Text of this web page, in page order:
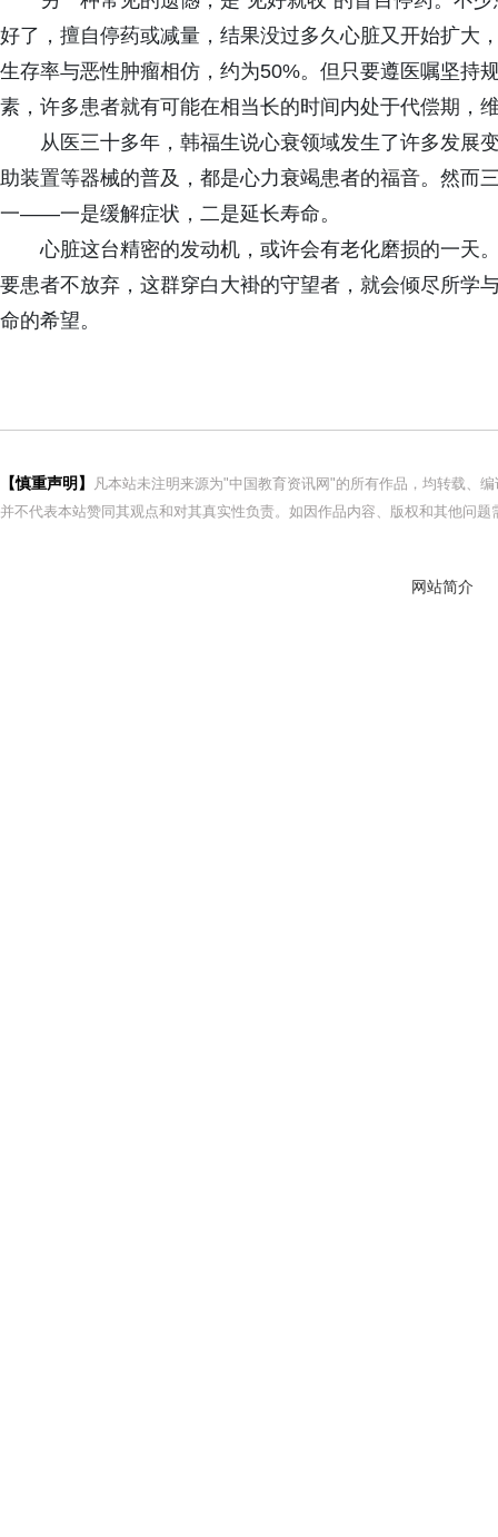
好了，擅自停药或减量，结果没过多久心脏又开始扩大
生存率与恶性肿瘤相仿，约为50%。但只要遵医嘱坚持
素，许多患者就有可能在相当长的时间内处于代偿期，
从医三十多年，韩福生说心衰领域发生了许多发展
助装置等器械的普及，都是心力衰竭患者的福音。然而
一——一是缓解症状，二是延长寿命。
心脏这台精密的发动机，或许会有老化磨损的一天
要患者不放弃，这群穿白大褂的守望者，就会倾尽所学
命的希望。
【慎重声明】
凡本站未注明来源为"中国教育资讯网"的所有作品，均转载、
并不代表本站赞同其观点和对其真实性负责。如因作品内容、版权和其他问
网站简介